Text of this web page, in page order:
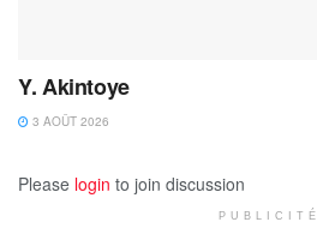
Y. Akintoye
3 AOÛT 2026
Please login to join discussion
PUBLICITÉ